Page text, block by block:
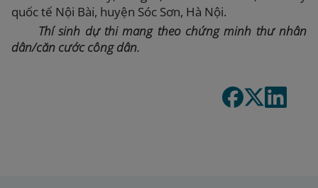
quốc tế Nội Bài, huyện Sóc Sơn, Hà Nội.
Thí sinh dự thi mang theo chứng minh thư nhân
dân/căn cước công dân.